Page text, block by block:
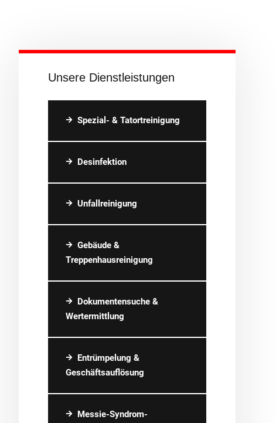
Unsere Dienstleistungen
Spezial- & Tatortreinigung
Desinfektion
Unfallreinigung
Gebäude &
Treppenhausreinigung
Dokumentensuche &
Wertermittlung
Entrümpelung &
Geschäftsauflösung
Messie-Syndrom-